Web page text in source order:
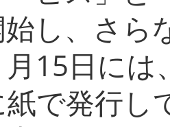
し、さら
月15日に
紙で発行し